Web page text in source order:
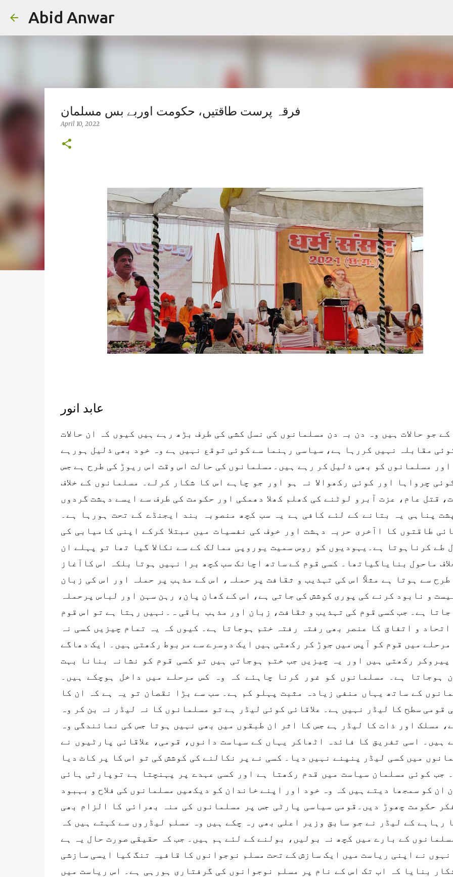
Abid Anwar
فرقہ پرست طاقتیں، حکومت اوربے بس مسلمان
April 10, 2022
کے جو حالات ہیں وہ دن بہ دن مسلمانوں کی نسل کشی کی طرف بڑھ رہے ہیں کیوں کہ ان حالات
مقابلہ نہیں کررہا ہے، سیاسی رہنما سے کوئی توقع نہیں ہے وہ خود بھی ذلیل ہورہے
اور مسلمانوں کو بھی ذلیل کر رہے ہیں۔مسلمانوں کی حالت اس وقت اس ریوڑ کی طرح ہے جس
چرواہا اور کوئی رکھوالا نہ ہو اور جو چاہے اس کا شکار کرلے۔ مسلمانوں کے خلاف
قتل عام، عزت آبرو لوٹنے کی کھلم کھلا دھمکی اور حکومت کی طرف سے ایسے دہشت گردوں
پناہی یہ بتانے کے لئے کافی ہے یہ سب کچھ منصوبہ بند ایجنڈے کے تحت ہورہا ہے۔
طاقتوں کا اآخری حربہ دہشت اور خوف کی نفسیات میں مبتلا کرکے اپنی کامیابی کی
طے کرناہوتا ہے۔یہودیوں کو روس سمیت یوروپی ممالک کے سے نکالا گیا تھا تو پہلے ان
ماحول بنایاگیاتھا۔ کسی قوم کے ساتھ اچانک سب کچھ برا نہیں ہوتا بلکہ اس کاآغاز
طرح سے ہوتا ہے مثلاً اس کی تہذیب و ثقافت پر حملہ، اس کے مذہب پر حملہ اور اس کی زبان
و نابود کرنے کی پوری کوشش کی جاتی ہے، اس کے کھان پان، رہن سہن اور لباس پرحملہ
جاتا ہے۔ جب کسی قوم کی تہذیب و ثقافت، زبان اور مذہب باقی ہ۔نہیں رہتا ہے تو اس قوم
اتحاد و اتفاق کا عنصر بھی رفتہ رفتہ ختم ہوجاتا ہے۔ کیوں کہ یہ تمام چیزیں کسی نہ
مرحلے میں قوم کو آپس میں جوڑ کر رکھتی ہیں ایک دوسرے سے مربوط رکھتی ہیں۔ ایک دھاگے
پیروکر رکھتی ہیں اور یہ چیزیں جب ختم ہوجاتی ہیں تو کسی قوم کو نشانہ بنانا بہت
ہوجاتا ہے۔ مسلمانوں کو غور کرنا چاہئے کہ وہ کس مرحلے میں داخل ہوچکے ہیں۔
کے ساتھ یہاں منفی زیادہ مثبت پہلو کم ہے۔ سب سے بڑا نقصان تو یہ ہے کہ ان کا
قومی سطح کا لیڈر نہیں ہے۔ علاقائی کوئی لیڈر ہے تو مسلمانوں کا نہ لیڈر نہ بن کر وہ
مسلک اور ذات کا لیڈر ہے جس کا اثر ان طبقوں میں بھی نہیں ہوتا جس کی نمائندگی وہ
ہیں۔ اسی تفریق کا فائدہ اٹھاکر یہاں کے سیاست دانوں، قومی، علاقائی پارٹیوں نے
میں کسی لیڈر پنپنے نہیں دیا۔ کسی نے پر نکالنے کی کوشش کی تو اس کا پر کاٹ دیا
جب کوئی مسلمان سیاست میں قدم رکھتا ہے اور کسی عہدے پر پہنچتا ہے توپارٹی ہائی
ان کو سمجھا دیتے ہیں کہ وہ خود اور اپنے خاندان کو دیکھیں مسلمانوں کی فلاح و بہبود
حکومت چھوڑ دیں۔قومی سیاسی پارٹی جس پر مسلمانوں کی منہ بھرائی کا الزام بھی
رہاہے کے لیڈر نے جو سابق وزیر اعلی بھی رہ چکے ہیں وہ مسلم لیڈروں سے کہتے ہیں کہ
کے بارے میں کچھ نہ بولیں، بولنے کے لئے ہم ہیں۔ جب کہ حقیقی صورت حال یہ ہے
نے اپنی ریاست میں ایک سازش کے تحت مسلم نوجوانوں کا قافیہ تنگ کیا ایسی سازشی
بنایا کہ اب تک اس کے نام پر مسلم نوجوانوں کی گرفتاری ہورہی ہے۔ اس ریاست میں